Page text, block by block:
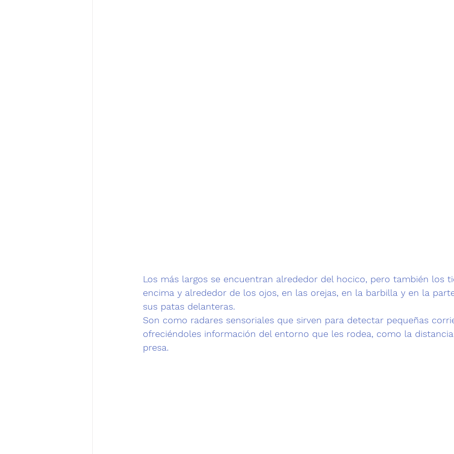
Los más largos se encuentran alrededor del hocico, pero también los
encima y alrededor de los ojos, en las orejas, en la barbilla y en la
sus patas delanteras.
Son como radares sensoriales que sirven para detectar pequeñas
ofreciéndoles información del entorno que les rodea, como la
presa.